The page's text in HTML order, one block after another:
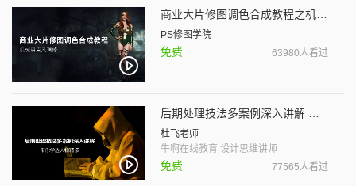
PS修图学院
免费 63980人看过
杜飞老师
牛啊在线教育 设计思维讲师
免费 77565人看过